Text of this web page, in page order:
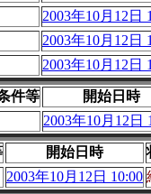
2003年10月12日
2003年10月12日
2003年10月12日
件等
開始日時
2003年10月12日
開始日時
2003年10月12日 10:00